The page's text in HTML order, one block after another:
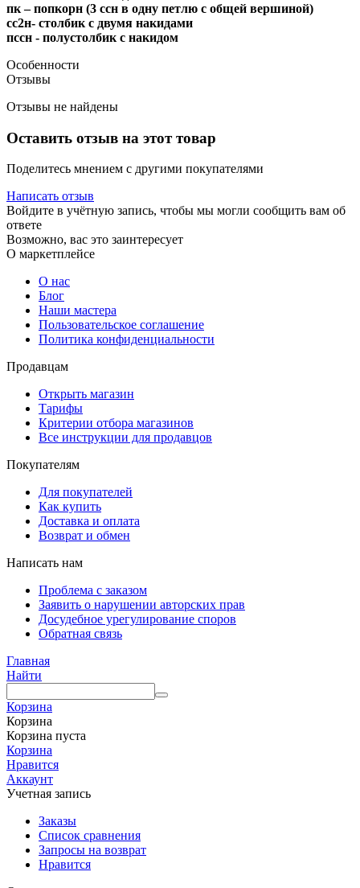
пк – попкорн (3 ссн в одну петлю с общей вершиной)
сс2н- столбик с двумя накидами
пссн - полустолбик с накидом
Особенности
Отзывы
Отзывы не найдены
Оставить отзыв на этот товар
Поделитесь мнением с другими покупателями
Написать отзыв
Войдите в учётную запись, чтобы мы могли сообщить вам об
ответе
Возможно, вас это заинтересует
О маркетплейсе
О нас
Блог
Наши мастера
Пользовательское соглашение
Политика конфиденциальности
Продавцам
Открыть магазин
Тарифы
Критерии отбора магазинов
Все инструкции для продавцов
Покупателям
Для покупателей
Как купить
Доставка и оплата
Возврат и обмен
Написать нам
Проблема с заказом
Заявить о нарушении авторских прав
Досудебное урегулирование споров
Обратная связь
Главная
Найти
Корзина
Корзина
Корзина пуста
Корзина
Нравится
Аккаунт
Учетная запись
Заказы
Список сравнения
Запросы на возврат
Нравится